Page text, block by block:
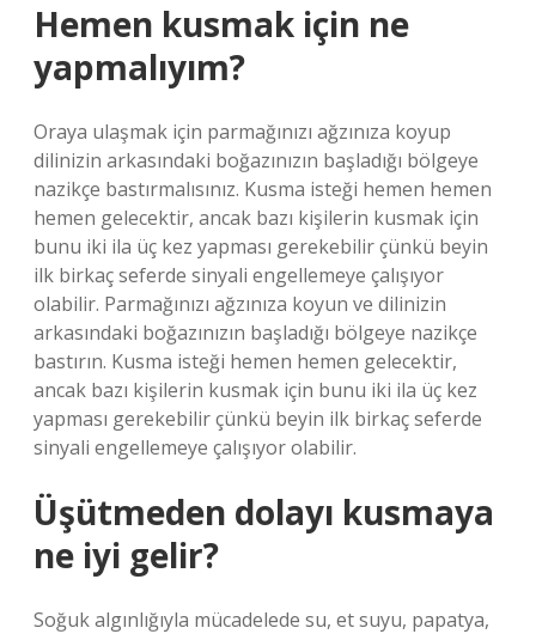
Hemen kusmak için ne
yapmalıyım?
Oraya ulaşmak için parmağınızı ağzınıza koyup
dilinizin arkasındaki boğazınızın başladığı bölgeye
nazikçe bastırmalısınız. Kusma isteği hemen hemen
hemen gelecektir, ancak bazı kişilerin kusmak için
bunu iki ila üç kez yapması gerekebilir çünkü beyin
ilk birkaç seferde sinyali engellemeye çalışıyor
olabilir. Parmağınızı ağzınıza koyun ve dilinizin
arkasındaki boğazınızın başladığı bölgeye nazikçe
bastırın. Kusma isteği hemen hemen gelecektir,
ancak bazı kişilerin kusmak için bunu iki ila üç kez
yapması gerekebilir çünkü beyin ilk birkaç seferde
sinyali engellemeye çalışıyor olabilir.
Üşütmeden dolayı kusmaya
ne iyi gelir?
Soğuk algınlığıyla mücadelede su, et suyu, papatya,